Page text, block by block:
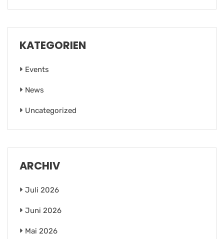
KATEGORIEN
Events
News
Uncategorized
ARCHIV
Juli 2026
Juni 2026
Mai 2026